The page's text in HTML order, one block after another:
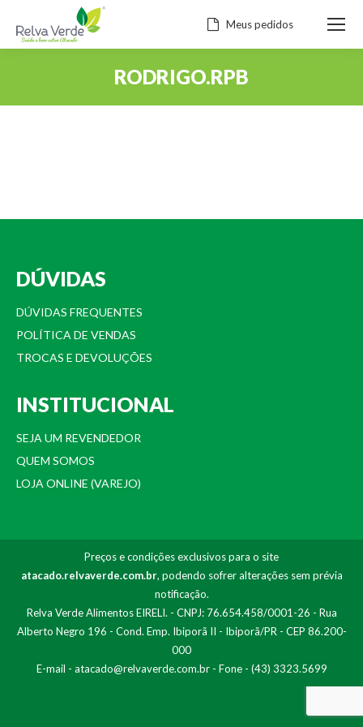
Meus pedidos
RODRIGO.RPB
DÚVIDAS
DÚVIDAS FREQUENTES
POLÍTICA DE VENDAS
TROCAS E DEVOLUÇÕES
INSTITUCIONAL
SEJA UM REVENDEDOR
QUEM SOMOS
LOJA ONLINE (VAREJO)
Preços e condições exclusivos para o site
atacado.relvaverde.com.br, podendo sofrer alterações sem prévia
notificação.
Relva Verde Alimentos EIRELI. - CNPJ: 76.654.458/0001-26 - Rua
Alberto Negro 196 - Cond. Emp. Ibiporã II - Ibiporã/PR - CEP 86.200-
000
E-mail - atacado@relvaverde.com.br- Fone - (43) 3323.5699